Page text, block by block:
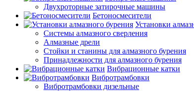
Двухроторные затирочные машины
Бетоносмесители
Установки
Системы алмазного сверления
Алмазные дрели
Стойки и станины для алмазного бурения
Принадлежности для алмазного бурения
Вибрационные катки
Вибротрамбовки
Вибротрамбовки дизельные